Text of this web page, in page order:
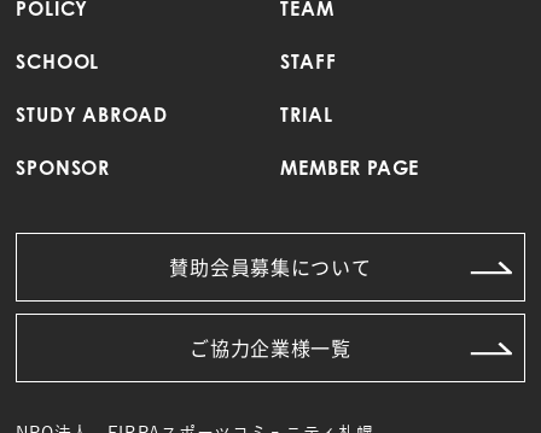
POLICY TEAM
SCHOOL STAFF
STUDY ABROAD TRIAL
SPONSOR MEMBER PAGE
賛助会員募集について
ご協力企業様一覧